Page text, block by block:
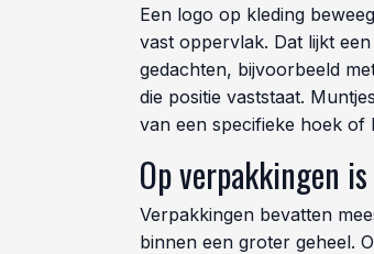
Een logo op kleding
vast oppervlak. Dat lijkt
gedachten, bijvoorbeeld
die positie vaststaat.
van een specifieke hoek of
Op verpakkingen
Verpakkingen bevatten
binnen een groter geheel.